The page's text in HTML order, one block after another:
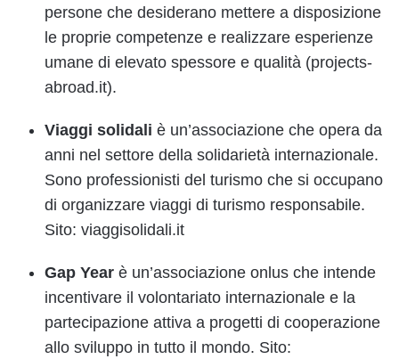
persone che desiderano mettere a disposizione
le proprie competenze e realizzare esperienze
umane di elevato spessore e qualità (projects-
abroad.it).
Viaggi solidali è un’associazione che opera da
anni nel settore della solidarietà internazionale.
Sono professionisti del turismo che si occupano
di organizzare viaggi di turismo responsabile.
Sito: viaggisolidali.it
Gap Year è un’associazione onlus che intende
incentivare il volontariato internazionale e la
partecipazione attiva a progetti di cooperazione
allo sviluppo in tutto il mondo. Sito: